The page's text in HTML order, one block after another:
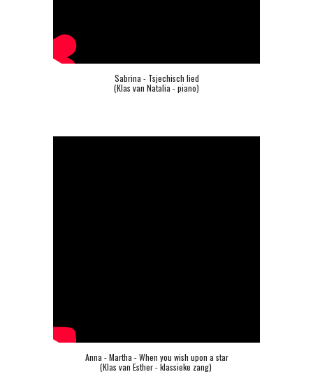
Sabrina - Tsjechisch lied
(Klas van Natalia - piano)
Anna - Martha - When you wish upon a star
(Klas van Esther - klassieke zang)